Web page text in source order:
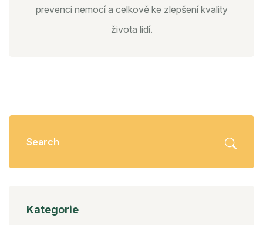
prevenci nemocí a celkově ke zlepšení kvality
života lidí.
Kategorie